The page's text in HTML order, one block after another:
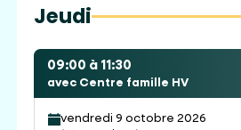
Jeudi
09:00 à 11:30
avec Centre famille HV
vendredi 9 octobre 2026